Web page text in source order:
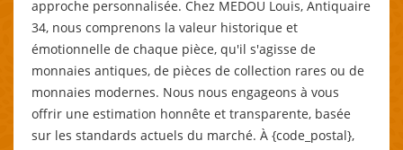
approche personnalisée. Chez MEDOU Louis, Antiquaire
34, nous comprenons la valeur historique et
émotionnelle de chaque pièce, qu'il s'agisse de
monnaies antiques, de pièces de collection rares ou de
monnaies modernes. Nous nous engageons à vous
offrir une estimation honnête et transparente, basée
sur les standards actuels du marché. À {code_postal},